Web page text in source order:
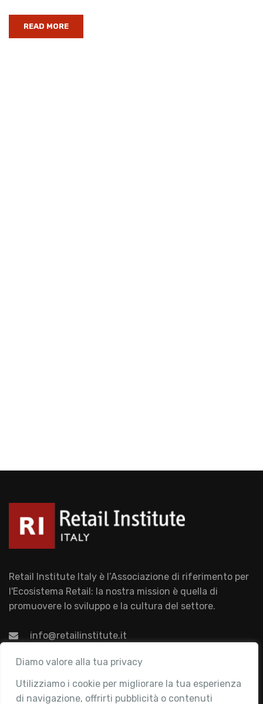
Diamo valore alla tua privacy
Utilizziamo i cookie per migliorare la tua esperienza
di navigazione, offrirti pubblicità o contenuti
READ MORE
Retail Institute Italy è l’Associazione di riferimento per
l'Ecosistema Retail: la nostra mission è quella di
promuovere lo sviluppo e la cultura del settore.
info@retailinstitute.it
Associazione
Chi siamo